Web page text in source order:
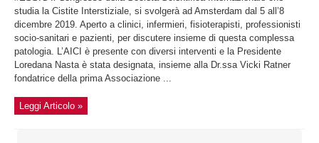
studia la Cistite Interstiziale, si svolgerà ad Amsterdam dal 5 all’8
dicembre 2019. Aperto a clinici, infermieri, fisioterapisti, professionisti
socio-sanitari e pazienti, per discutere insieme di questa complessa
patologia. L’AICI è presente con diversi interventi e la Presidente
Loredana Nasta è stata designata, insieme alla Dr.ssa Vicki Ratner
fondatrice della prima Associazione ...
Leggi Articolo »